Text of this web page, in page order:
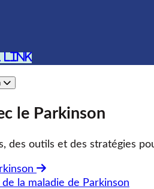
link
le Parkinson
des outils et des stratégies
la maladie de Parkinson